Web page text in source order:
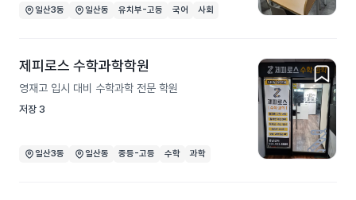
일산3동 일산동 유치부-고등 국어 사회
제피로스 수학과학학원
영재고 입시 대비 수학과학 전문 학원
저장 3
일산3동 일산동 중등-고등 수학 과학